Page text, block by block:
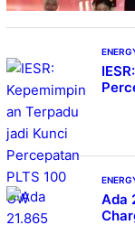
Ada